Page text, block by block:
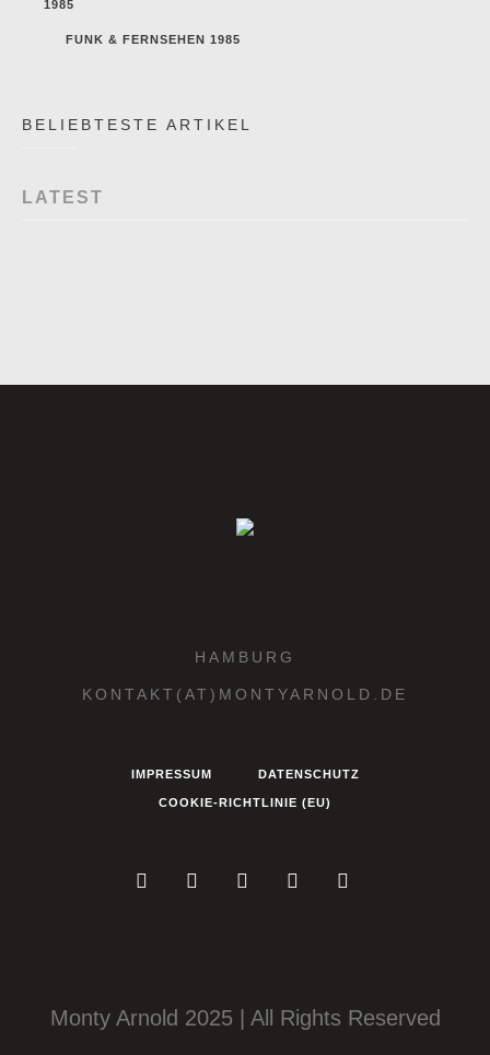
1985
FUNK & FERNSEHEN 1985
BELIEBTESTE ARTIKEL
LATEST
HAMBURG
KONTAKT(AT)MONTYARNOLD.DE
IMPRESSUM DATENSCHUTZ
COOKIE-RICHTLINIE (EU)
Monty Arnold 2025 | All Rights Reserved